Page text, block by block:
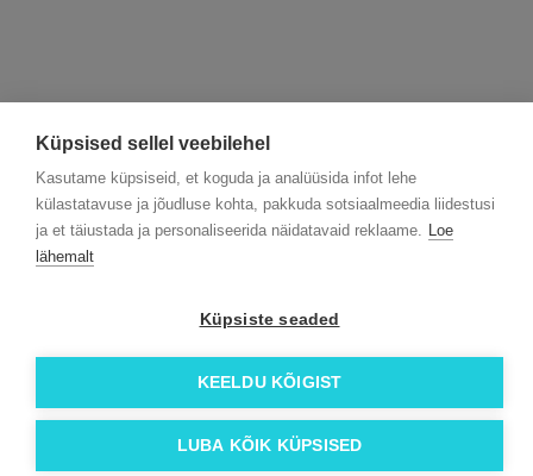
Küpsised sellel veebilehel
Kasutame küpsiseid, et koguda ja analüüsida infot lehe
külastatavuse ja jõudluse kohta, pakkuda sotsiaalmeedia liidestusi
ja et täiustada ja personaliseerida näidatavaid reklaame. Loe
lähemalt
Küpsiste seaded
KEELDU KÕIGIST
LUBA KÕIK KÜPSISED